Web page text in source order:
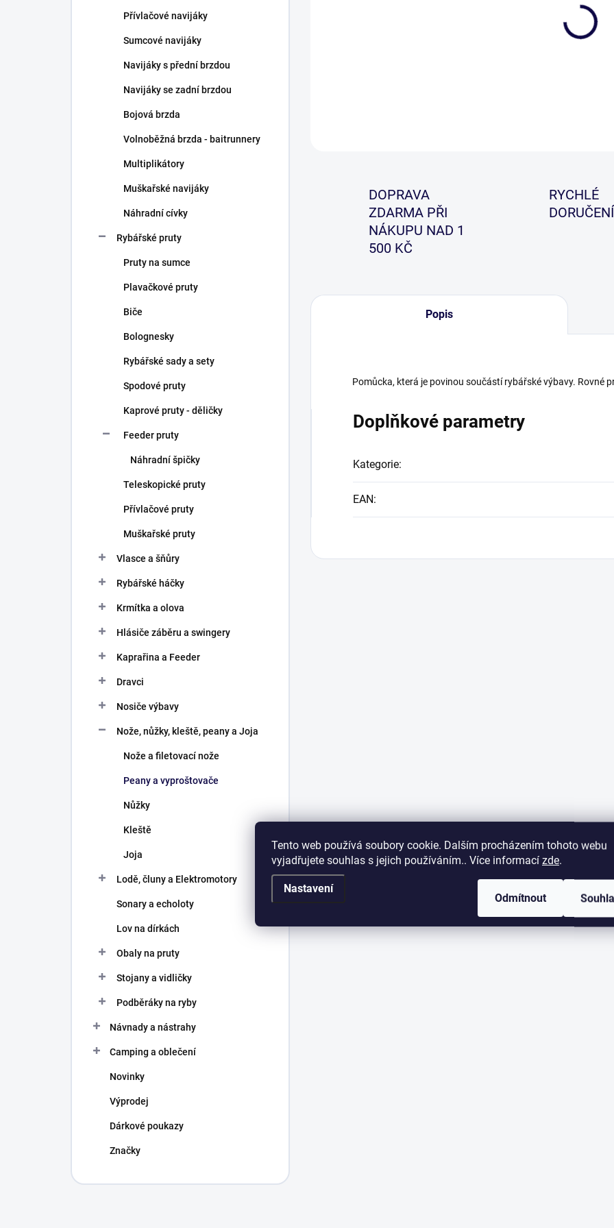
Tento web používá soubory cookie. Dalším procházením tohoto webu
vyjadřujete souhlas s jejich používáním.. Více informací zde.
Nastavení
Odmítnout
Přívlačové navijáky
Sumcové navijáky
Navijáky s přední brzdou
Navijáky se zadní brzdou
Bojová brzda
Volnoběžná brzda - baitrunnery
Multiplikátory
Muškařské navijáky
Náhradní cívky
Rybářské pruty
Pruty na sumce
Plavačkové pruty
Biče
Bolognesky
Rybářské sady a sety
Spodové pruty
Kaprové pruty - děličky
Feeder pruty
Náhradní špičky
Teleskopické pruty
Přívlačové pruty
Muškařské pruty
Vlasce a šňůry
Rybářské háčky
Krmítka a olova
Hlásiče záběru a swingery
Kaprařina a Feeder
Dravci
Nosiče výbavy
Nože, nůžky, kleště, peany a Joja
Nože a filetovací nože
Peany a vyproštovače
Nůžky
Kleště
Joja
Lodě, čluny a Elektromotory
Sonary a echoloty
Lov na dírkách
Obaly na pruty
Stojany a vidličky
Podběráky na ryby
Návnady a nástrahy
Camping a oblečení
Novinky
Výprodej
Dárkové poukazy
Značky
DOPRAVA
ZDARMA PŘI
NÁKUPU NAD 1
500 KČ
RYCHLÉ
DORUČENÍ
Popis
Pomůcka, která je povinou součástí rybářské výbavy. Rovné
Doplňkové parametry
Kategorie:
EAN: